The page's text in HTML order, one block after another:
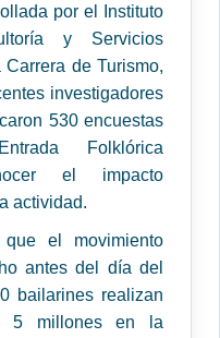
por el Instituto
y Servicios
de Turismo,
investigadores
530 encuestas
Folklórica
el impacto
actividad.
que el movimiento
antes del día del
bailarines realizan
5 millones en la